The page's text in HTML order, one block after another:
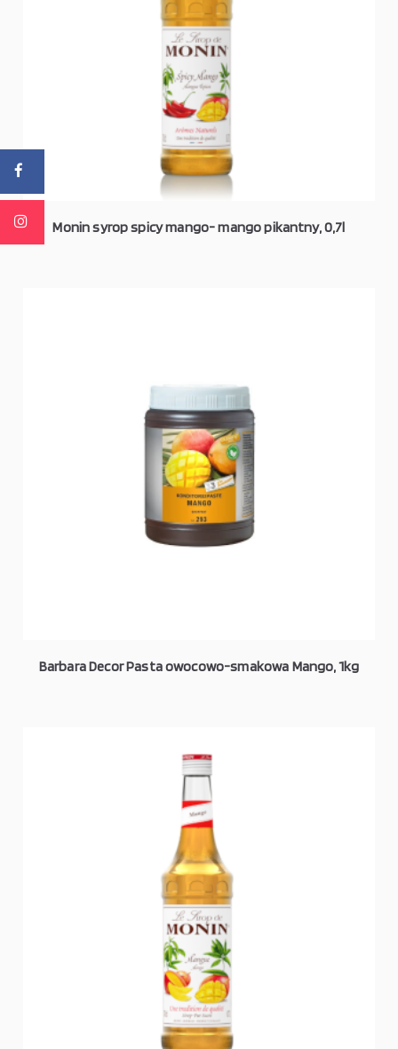
Monin syrop spicy mango- mango pikantny, 0,7l
Barbara Decor Pasta owocowo-smakowa Mango, 1kg